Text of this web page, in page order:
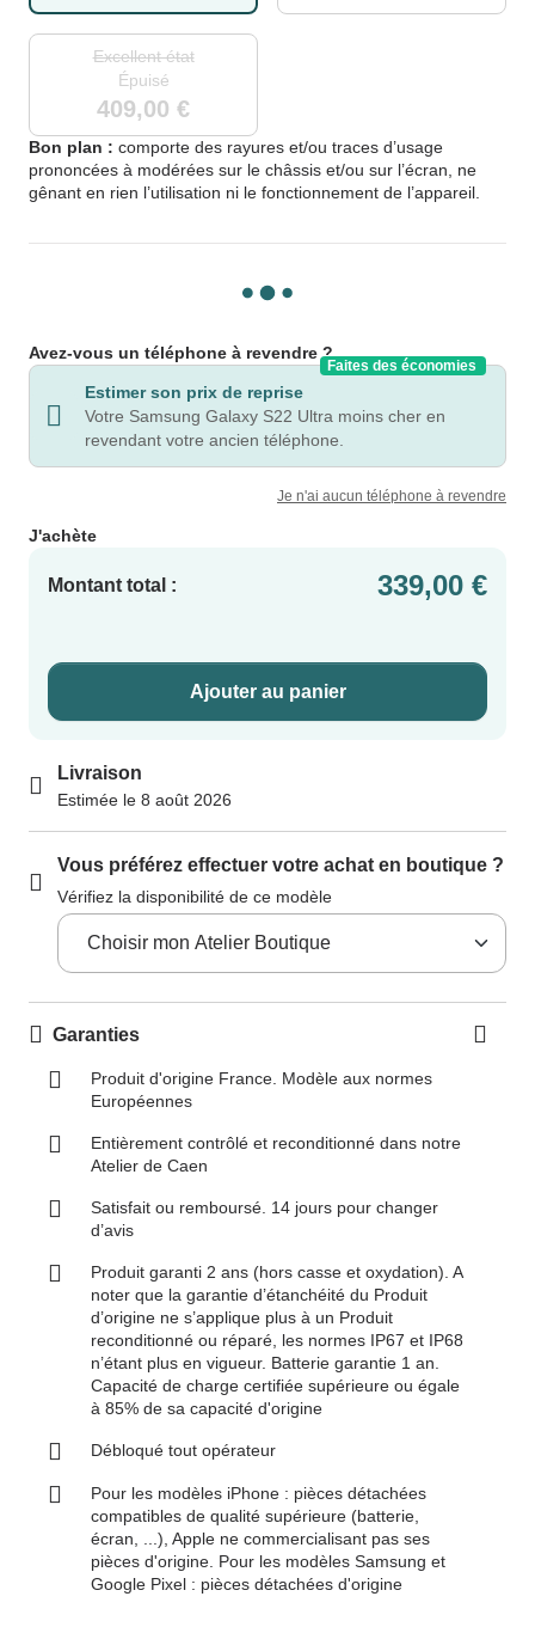
Excellent état
Épuisé
409,00 €
Bon plan : comporte des rayures et/ou traces d’usage
prononcées à modérées sur le châssis et/ou sur l’écran, ne
gênant en rien l’utilisation ni le fonctionnement de l’appareil.
Avez-vous un téléphone à revendre ?
Estimer son prix de reprise
Votre Samsung Galaxy S22 Ultra moins cher en
revendant votre ancien téléphone.
Faites des économies
Je n'ai aucun téléphone à revendre
J'achète
Montant total : 339,00 €
Ajouter au panier
Livraison
Estimée le 8 août 2026
Vous préférez effectuer votre achat en boutique ?
Vérifiez la disponibilité de ce modèle
Garanties
Produit d'origine France. Modèle aux normes
Européennes
Entièrement contrôlé et reconditionné dans notre
Atelier de Caen
Satisfait ou remboursé. 14 jours pour changer
d’avis
Produit garanti 2 ans (hors casse et oxydation). A
noter que la garantie d’étanchéité du Produit
d’origine ne s’applique plus à un Produit
reconditionné ou réparé, les normes IP67 et IP68
n’étant plus en vigueur. Batterie garantie 1 an.
Capacité de charge certifiée supérieure ou égale
à 85% de sa capacité d'origine
Débloqué tout opérateur
Pour les modèles iPhone : pièces détachées
compatibles de qualité supérieure (batterie,
écran, ...), Apple ne commercialisant pas ses
pièces d'origine. Pour les modèles Samsung et
Google Pixel : pièces détachées d'origine